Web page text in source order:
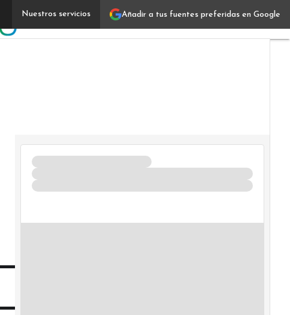
Añadir a tus fuentes preferidas en Google
Nuestros servicios
La casa madre del fútbol argentino institucionalizó a